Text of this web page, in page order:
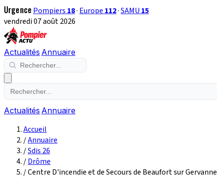
Urgence Pompiers 18· Europe 112·SAMU 15
vendredi 07 août 2026
Actualités Annuaire
Actualités Annuaire
Accueil
/Annuaire
/Sdis 26
/Drôme
/Centre D'incendie et de Secours de Beaufort sur Gervanne